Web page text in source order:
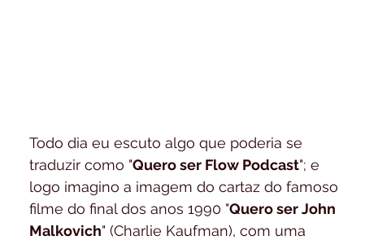
Todo dia eu escuto algo que poderia se
traduzir como "Quero ser Flow Podcast"; e
logo imagino a imagem do cartaz do famoso
filme do final dos anos 1990 "Quero ser John
Malkovich" (Charlie Kaufman), com uma